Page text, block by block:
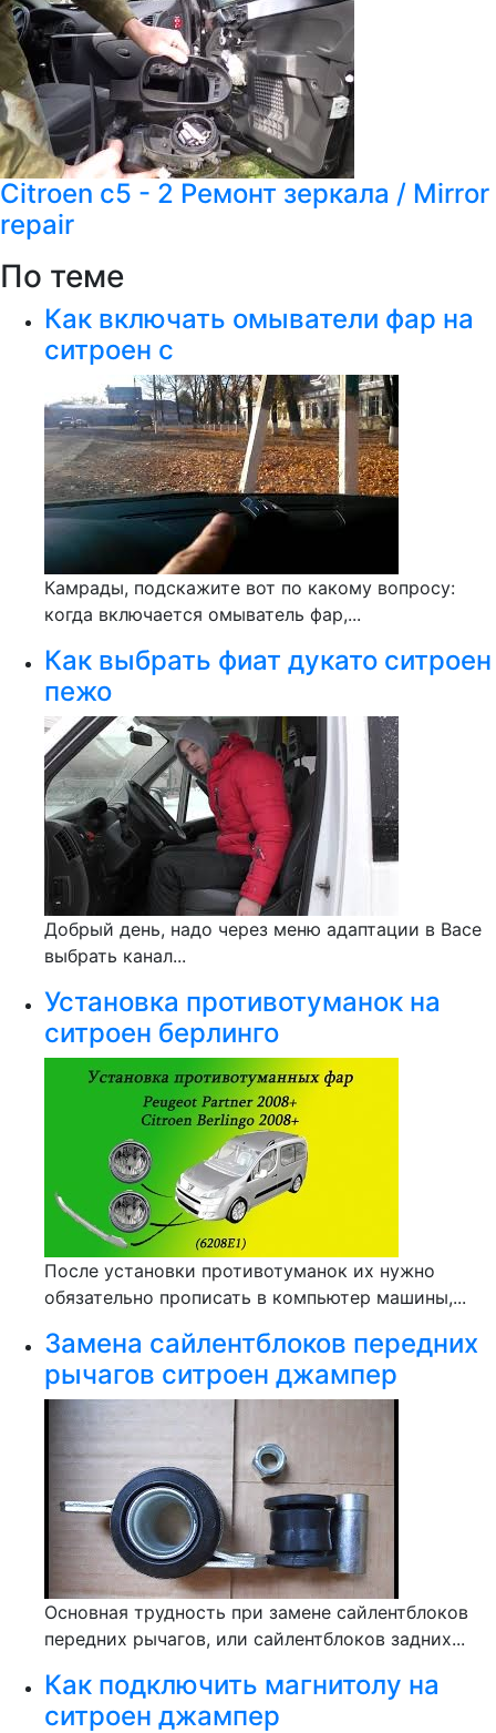
Citroen c5 - 2 Ремонт зеркала / Mirror
repair
По теме
Как включать омыватели фар на
ситроен с
Камрады, подскажите вот по какому вопросу:
когда включается омыватель фар,...
Как выбрать фиат дукато ситроен
пежо
Добрый день, надо через меню адаптации в Васе
выбрать канал...
Установка противотуманок на
ситроен берлинго
После установки противотуманок их нужно
обязательно прописать в компьютер машины,...
Замена сайлентблоков передних
рычагов ситроен джампер
Основная трудность при замене сайлентблоков
передних рычагов, или сайлентблоков задних...
Как подключить магнитолу на
ситроен джампер